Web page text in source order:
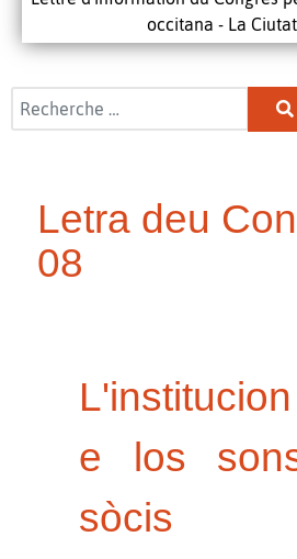
occitana - La
Rechercher
Letra deu
08
L'institucion
e los
sòcis